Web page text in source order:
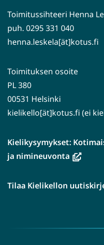
Toimitussihteeri Henna
puh. 0295 331 040
henna.leskela[ät]kotus.fi
Toimituksen osoite
PL 380
00531 Helsinki
kielikello[ät]kotus.fi (ei
Kielikysymykset:
ja nimineuvonta(avautuu
Tilaa Kielikellon